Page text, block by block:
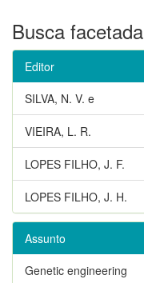
Busca facetada
Editor
SILVA, N. V. e
VIEIRA, L. R.
LOPES FILHO, J. F.
LOPES FILHO, J. H.
Assunto
Genetic engineering